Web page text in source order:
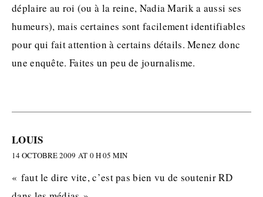
déplaire au roi (ou à la reine, Nadia Marik a aussi ses
humeurs), mais certaines sont facilement identifiables
pour qui fait attention à certains détails. Menez donc
une enquête. Faites un peu de journalisme.
LOUIS
14 OCTOBRE 2009 AT 0 H 05 MIN
« faut le dire vite, c’est pas bien vu de soutenir RD